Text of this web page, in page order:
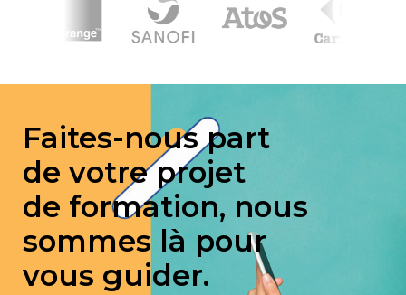
Faites-nous part
de votre projet
de formation, nous
sommes là pour
vous guider.